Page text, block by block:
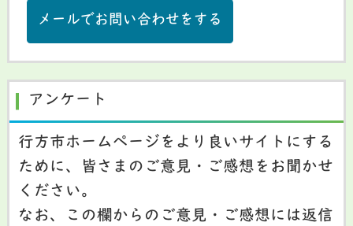
メールでお問い合わせをする
アンケート
行方市ホームページをより良いサイトにする
ために、皆さまのご意見・ご感想をお聞かせ
ください。
なお、この欄からのご意見・ご感想には返信